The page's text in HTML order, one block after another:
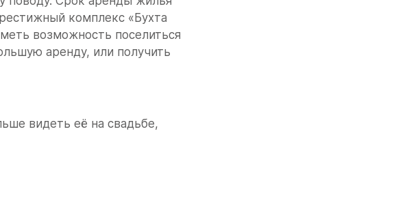
комплекс «Бухта
возможность поселиться
аренду, или получить
видеть её на свадьбе,